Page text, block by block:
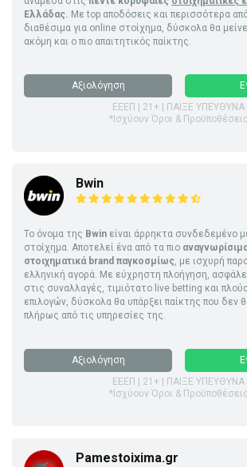
Ελλάδας. Με top αποδόσεις και περισσότερα
διαθέσιμα για online στοίχημα, δύσκολα θα
ακόμη και ο πιο απαιτητικός παίκτης.
Αξιολόγηση
ΕΕΕΠ | 21+ | ΠΑΙΞΕ ΥΠΕΥΘΥΝΑ
*Ισχύουν Όροι & Προϋποθέσεις
Bwin
Το όνομα της Bwin είναι άρρηκτα συνδεδεμένο
στοίχημα. Αποτελεί ένα από τα πιο
στοιχηματικά brand παγκοσμίως, με ισχυρή
ελληνική αγορά. Με εύχρηστη πλοήγηση,
στις συναλλαγές, τιμιότατο live betting και
επιλογών, δύσκολα θα υπάρξει παίκτης που δεν
πλήρως από τις υπηρεσίες της.
Αξιολόγηση
ΕΕΕΠ | 21+ | ΠΑΙΞΕ ΥΠΕΥΘΥΝΑ
*Ισχύουν Όροι & Προϋποθέσεις
Pamestoixima.gr